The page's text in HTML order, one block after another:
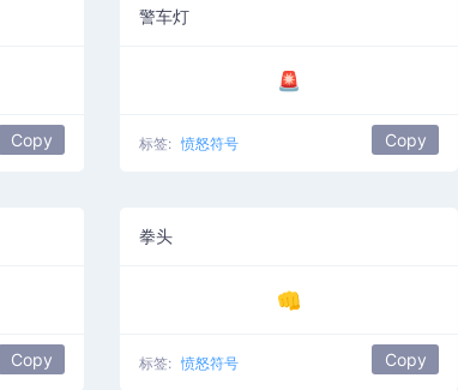
Copy
警车灯
🚨
标签: 愤怒符号 Copy
Copy
拳头
👊
标签: 愤怒符号 Copy